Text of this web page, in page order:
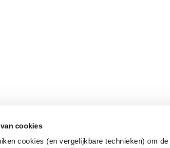
cookies
cookies (en vergelijkbare technieken) om